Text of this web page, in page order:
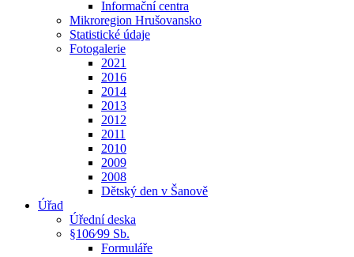
Informační centra
Mikroregion Hrušovansko
Statistické údaje
Fotogalerie
2021
2016
2014
2013
2012
2011
2010
2009
2008
Dětský den v Šanově
Úřad
Úřední deska
§106⁄99 Sb.
Formuláře